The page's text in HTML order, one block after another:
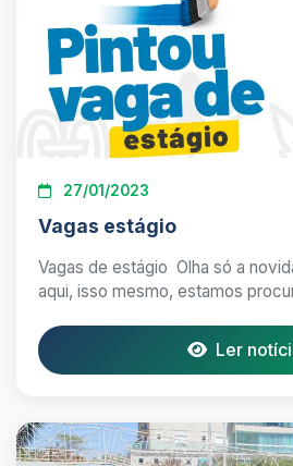
27/01/2023
Vagas estágio
Vagas de estágio Olha só a
aqui, isso mesmo, estamos
Ler